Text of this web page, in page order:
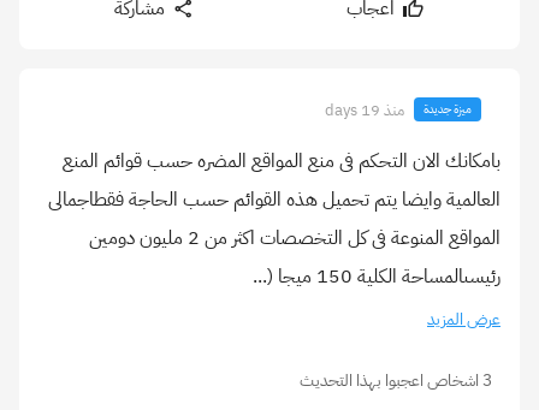
اعجاب مشاركة
ميزة جديدة منذ 19 days
بامكانك الان التحكم فى منع المواقع المضره حسب قوائم المنع
العالمية وايضا يتم تحميل هذه القوائم حسب الحاجة فقطاجمالى
المواقع المنوعة فى كل التخصصات اكثر من 2 مليون دومين
رئيسىالمساحة الكلية 150 ميجا (...
عرض المزيد
3 اشخاص اعجبوا بهذا التحديث